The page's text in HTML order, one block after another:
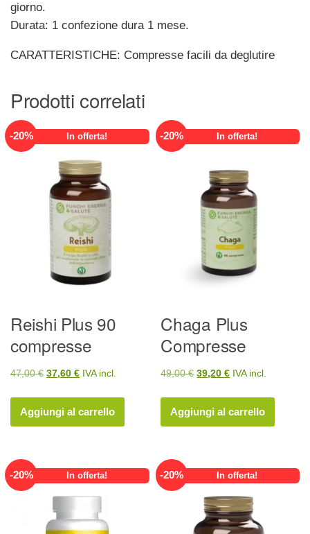
giorno.
Durata: 1 confezione dura 1 mese.
CARATTERISTICHE: Compresse facili da deglutire
Prodotti correlati
-20% In offerta!
Reishi Plus 90
compresse
47,00€ Il
originale
era:
37,60 €Il
attuale
è:
IVA incl.
Aggiungi al carrello
-20% In offerta!
Chaga Plus
Compresse
49,00€ Il
originale
era:
39,20€Il
attuale
è:
IVA incl.
Aggiungi al carrello
-20% In offerta! -20% In offerta!